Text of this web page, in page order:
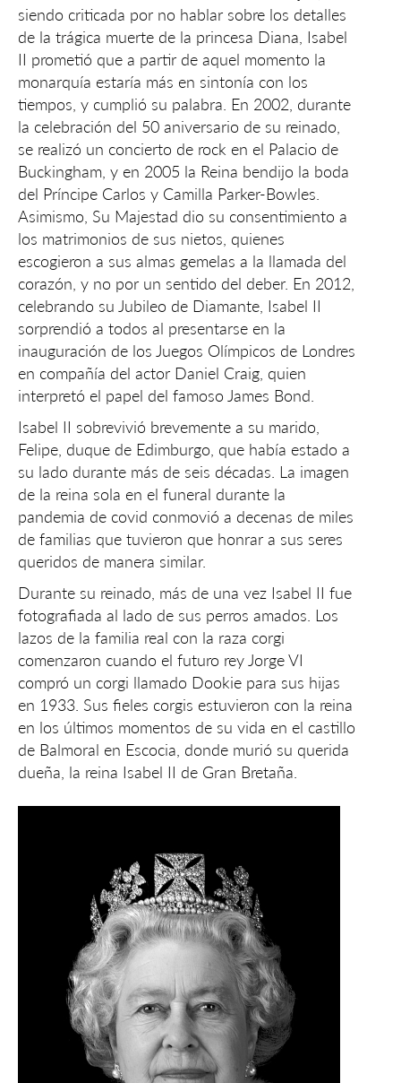
siendo criticada por no hablar sobre los detalles
de la trágica muerte de la princesa Diana, Isabel
II prometió que a partir de aquel momento la
monarquía estaría más en sintonía con los
tiempos, y cumplió su palabra. En 2002, durante
la celebración del 50 aniversario de su reinado,
se realizó un concierto de rock en el Palacio de
Buckingham, y en 2005 la Reina bendijo la boda
del Príncipe Carlos y Camilla Parker-Bowles.
Asimismo, Su Majestad dio su consentimiento a
los matrimonios de sus nietos, quienes
escogieron a sus almas gemelas a la llamada del
corazón, y no por un sentido del deber. En 2012,
celebrando su Jubileo de Diamante, Isabel II
sorprendió a todos al presentarse en la
inauguración de los Juegos Olímpicos de Londres
en compañía del actor Daniel Craig, quien
interpretó el papel del famoso James Bond.
Isabel II sobrevivió brevemente a su marido,
Felipe, duque de Edimburgo, que había estado a
su lado durante más de seis décadas. La imagen
de la reina sola en el funeral durante la
pandemia de covid conmovió a decenas de miles
de familias que tuvieron que honrar a sus seres
queridos de manera similar.
Durante su reinado, más de una vez Isabel II fue
fotografiada al lado de sus perros amados. Los
lazos de la familia real con la raza corgi
comenzaron cuando el futuro rey Jorge VI
compró un corgi llamado Dookie para sus hijas
en 1933. Sus fieles corgis estuvieron con la reina
en los últimos momentos de su vida en el castillo
de Balmoral en Escocia, donde murió su querida
dueña, la reina Isabel II de Gran Bretaña.